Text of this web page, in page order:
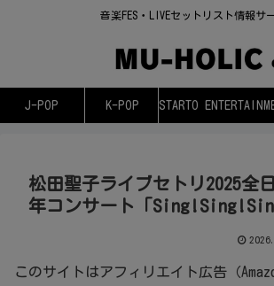
音楽FES・LIVEセットリスト情報サ
J-POP K-POP STARTO
松田聖子ライブセトリ2025全
年コンサート「
このサイトはアフィリエイト広告（